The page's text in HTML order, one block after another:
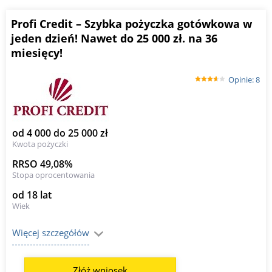
Profi Credit – Szybka pożyczka gotówkowa w
jeden dzień! Nawet do 25 000 zł. na 36
miesięcy!
Opinie: 8
od 4 000 do 25 000 zł
Kwota pożyczki
RRSO 49,08%
Stopa oprocentowania
od 18 lat
Wiek
Więcej szczegółów